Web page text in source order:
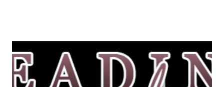
riguarda i suoi romanzi thriller. Per il momento sono
troppo fissata con questo genere ma ho letto pochi libri
thriller e vorrei davvero iniziarne qualcuno. Attraverso il